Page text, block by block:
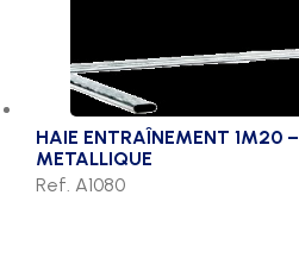
HAIE ENTRAÎNEMENT 1M20 –
METALLIQUE
Ref. A1080